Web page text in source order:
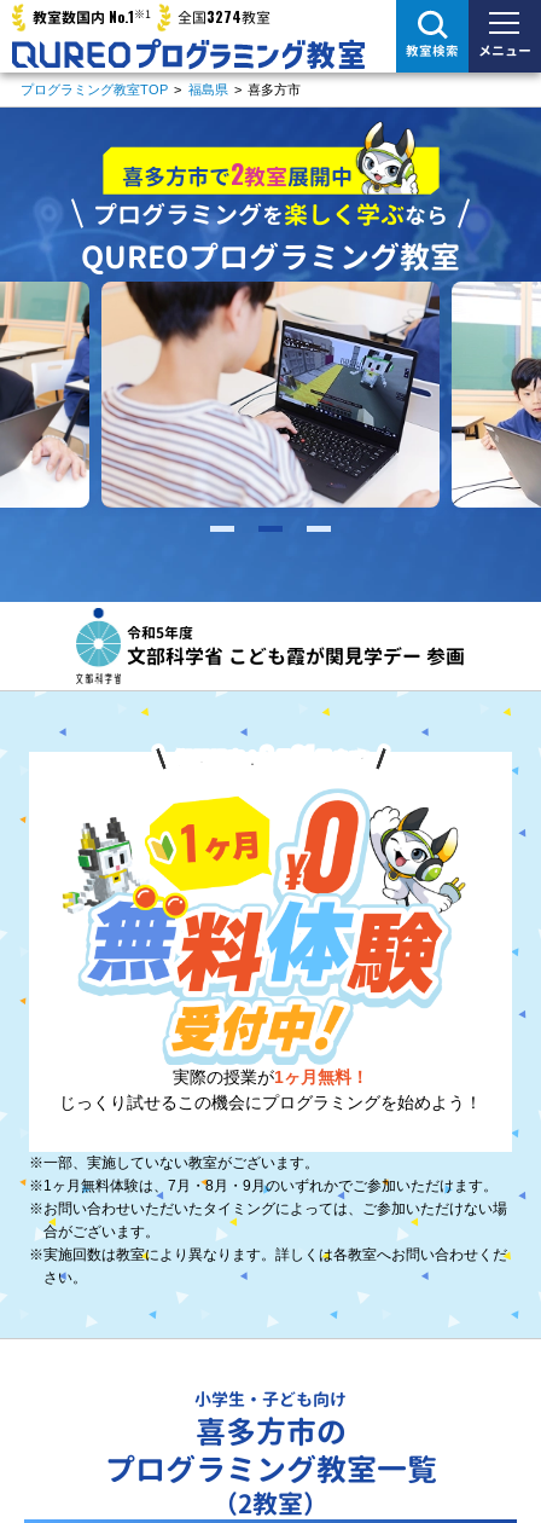
教室数国内 No.1※1 全国3274教室
教室検索 メニュー
プログラミング教室TOP > 福島県 > 喜多方市
喜多方市で2教室展開中
プログラミングを楽しく学ぶなら
QUREOプログラミング教室
令和5年度
文部科学省 こども霞が関見学デー 参画
期間限定！8月 31 まで
実際の授業が1ヶ月無料！
じっくり試せるこの機会にプログラミングを始めよう！
※一部、実施していない教室がございます。
※1ヶ月無料体験は、7月・8月・9月のいずれかでご参加いただけます。
※お問い合わせいただいたタイミングによっては、ご参加いただけない場
合がございます。
※実施回数は教室により異なります。詳しくは各教室へお問い合わせくだ
さい。
小学生・子ども向け
喜多方市の
プログラミング教室一覧
（2教室）